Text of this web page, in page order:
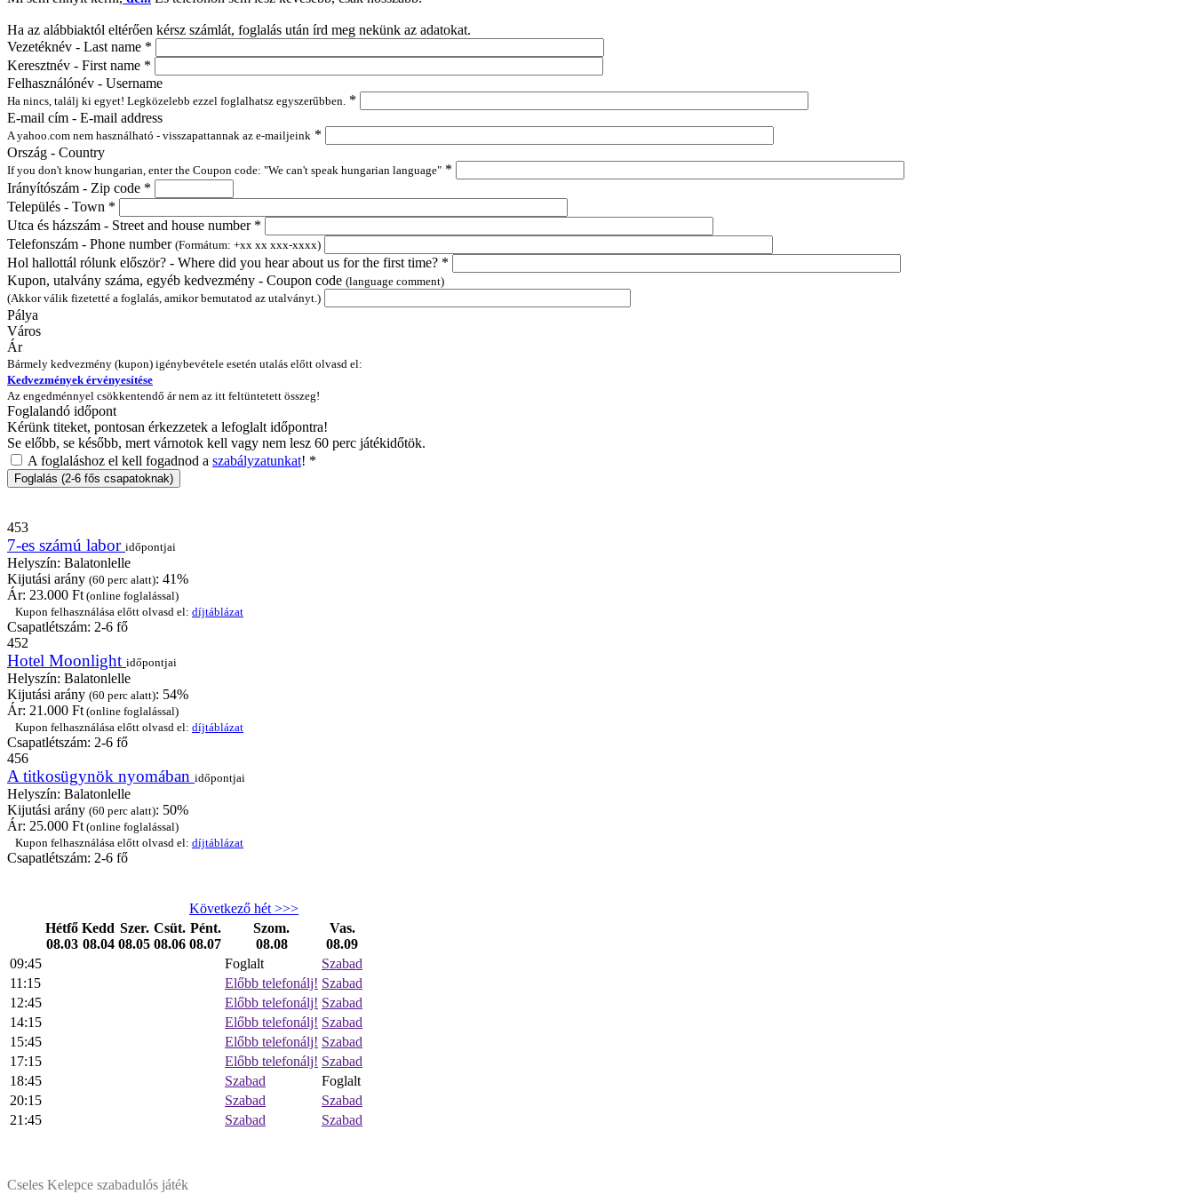
Ha az alábbiaktól eltérően kérsz számlát, foglalás után írd meg nekünk az adatokat.
Vezetéknév - Last name *
Keresztnév - First name *
Felhasználónév - Username
Ha nincs, találj ki egyet! Legközelebb ezzel foglalhatsz egyszerűbben. *
E-mail cím - E-mail address
A yahoo.com nem használható - visszapattannak az e-mailjeink *
Ország - Country
If you don't know hungarian, enter the Coupon code: "We can't speak hungarian language" *
Irányítószám - Zip code *
Település - Town *
Utca és házszám - Street and house number *
Telefonszám - Phone number (Formátum: +xx xx xxx-xxxx)
Hol hallottál rólunk először? - Where did you hear about us for the first time? *
Kupon, utalvány száma, egyéb kedvezmény - Coupon code (language comment)
(Akkor válik fizetetté a foglalás, amikor bemutatod az utalványt.)
Pálya
Város
Ár
Bármely kedvezmény (kupon) igénybevétele esetén utalás előtt olvasd el:
Kedvezmények érvényesítése
Az engedménnyel csökkentendő ár nem az itt feltüntetett összeg!
Foglalandó időpont
Kérünk titeket, pontosan érkezzetek a lefoglalt időpontra!
Se előbb, se később, mert várnotok kell vagy nem lesz 60 perc játékidőtök.
A foglaláshoz el kell fogadnod a szabályzatunkat! *
453
7-es számú labor időpontjai
Helyszín: Balatonlelle
Kijutási arány (60 perc alatt): 41%
Ár: 23.000 Ft (online foglalással)
Kupon felhasználása előtt olvasd el: díjtáblázat
Csapatlétszám: 2-6 fő
452
Hotel Moonlight időpontjai
Helyszín: Balatonlelle
Kijutási arány (60 perc alatt): 54%
Ár: 21.000 Ft (online foglalással)
Kupon felhasználása előtt olvasd el: díjtáblázat
Csapatlétszám: 2-6 fő
456
A titkosügynök nyomában időpontjai
Helyszín: Balatonlelle
Kijutási arány (60 perc alatt): 50%
Ár: 25.000 Ft (online foglalással)
Kupon felhasználása előtt olvasd el: díjtáblázat
Csapatlétszám: 2-6 fő
Következő hét >>>
Hétfő
08.03
Kedd
08.04
Szer.
08.05
Csüt.
08.06
Pént.
08.07
Szom.
08.08
Vas.
08.09
09:45
Foglalt
Szabad
11:15
Előbb telefonálj! Szabad
12:45
Előbb telefonálj! Szabad
14:15
Előbb telefonálj! Szabad
15:45
Előbb telefonálj! Szabad
17:15
Előbb telefonálj! Szabad
18:45
Szabad
Foglalt
20:15
Szabad
Szabad
21:45
Szabad Szabad
Cseles Kelepce szabadulós játék